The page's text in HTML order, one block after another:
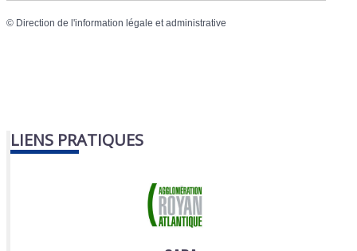
© Direction de l'information légale et administrative
LIENS PRATIQUES